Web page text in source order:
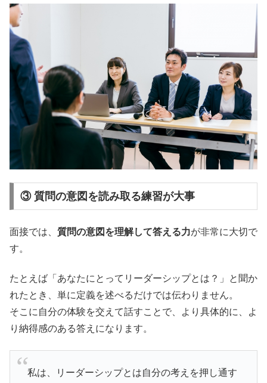
③ 質問の意図を読み取る練習が大事
面接では、 質問の意図を理解して答える力が非常に大切で
す。
たとえば「あなたにとってリーダーシップとは？」と聞か
れたとき、単に定義を述べるだけでは伝わりません。
そこに自分の体験を交えて話すことで、より具体的に、よ
り納得感のある答えになります。
私は、リーダーシップとは自分の考えを押し通す